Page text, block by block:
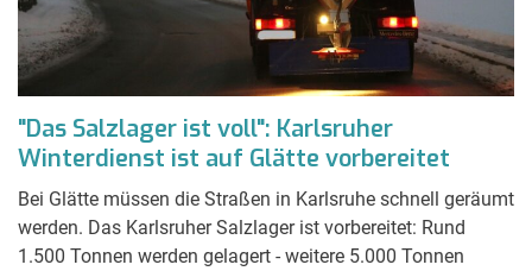
"Das Salzlager ist voll": Karlsruher
Winterdienst ist auf Glätte vorbereitet
Bei Glätte müssen die Straßen in Karlsruhe schnell geräumt
werden. Das Karlsruher Salzlager ist vorbereitet: Rund
1.500 Tonnen werden gelagert - weitere 5.000 Tonnen